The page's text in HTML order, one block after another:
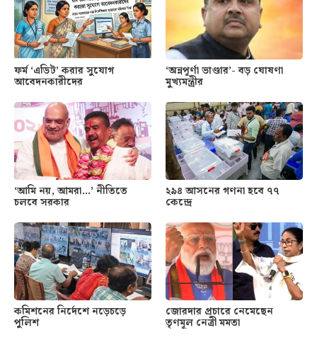
ফর্ম ‘এডিট’ করার সুযোগ
আবেদনকারীদের
‘অন্নপূর্ণা ভাণ্ডার’- বড় ঘোষণা
মুখ্যমন্ত্রীর
‘আমি নয়, আমরা…’ নীতিতে
চলবে সরকার
২৯৪ আসনের গণনা হবে ৭৭
কেন্দ্রে
কমিশনের নির্দেশে নড়েচড়ে
পুলিশ
জোরদার প্রচারে নেমেছেন
তৃণমূল নেত্রী মমতা